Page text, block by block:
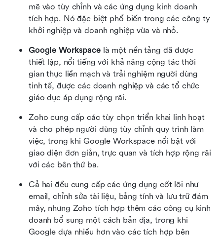
mẽ vào tùy chỉnh và các ứng dụng kinh doanh
tích hợp. Nó đặc biệt phổ biến trong các công ty
khởi nghiệp và doanh nghiệp vừa và nhỏ.
Google Workspace là một nền tảng đã được
thiết lập, nổi tiếng với khả năng cộng tác thời
gian thực liền mạch và trải nghiệm người dùng
tinh tế, được các doanh nghiệp và các tổ chức
giáo dục áp dụng rộng rãi.
Zoho cung cấp các tùy chọn triển khai linh hoạt
và cho phép người dùng tùy chỉnh quy trình làm
việc, trong khi Google Workspace nổi bật với
giao diện đơn giản, trực quan và tích hợp rộng rãi
với các bên thứ ba.
Cả hai đều cung cấp các ứng dụng cốt lõi như
email, chỉnh sửa tài liệu, bảng tính và lưu trữ đám
mây, nhưng Zoho tích hợp thêm các công cụ kinh
doanh bổ sung một cách bản địa, trong khi
Google dựa nhiều hơn vào các tích hợp bên